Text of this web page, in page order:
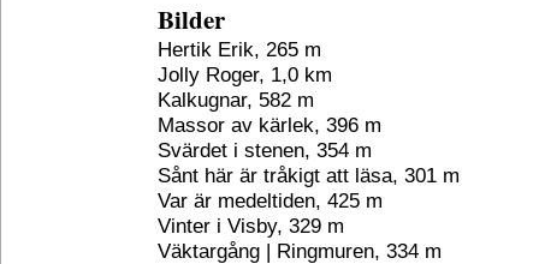
Bilder
Hertik Erik, 265 m
Jolly Roger, 1,0 km
Kalkugnar, 582 m
Massor av kärlek, 396 m
Svärdet i stenen, 354 m
Sånt här är tråkigt att läsa, 301 m
Var är medeltiden, 425 m
Vinter i Visby, 329 m
Väktargång | Ringmuren, 334 m